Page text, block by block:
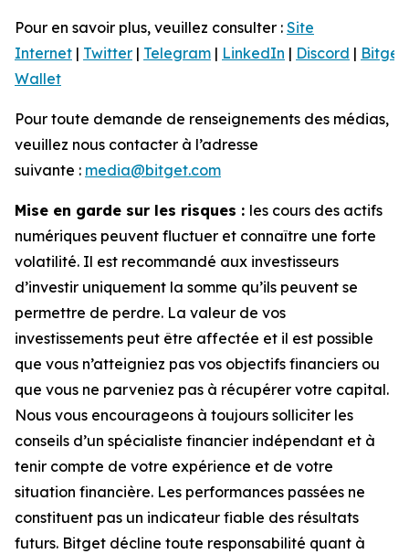
Pour en savoir plus, veuillez consulter : Site
Internet | Twitter | Telegram | LinkedIn | Discord | Bitget
Wallet
Pour toute demande de renseignements des médias,
veuillez nous contacter à l’adresse
suivante : media@bitget.com
Mise en garde sur les risques : les cours des actifs
numériques peuvent fluctuer et connaître une forte
volatilité. Il est recommandé aux investisseurs
d’investir uniquement la somme qu’ils peuvent se
permettre de perdre. La valeur de vos
investissements peut être affectée et il est possible
que vous n’atteigniez pas vos objectifs financiers ou
que vous ne parveniez pas à récupérer votre capital.
Nous vous encourageons à toujours solliciter les
conseils d’un spécialiste financier indépendant et à
tenir compte de votre expérience et de votre
situation financière. Les performances passées ne
constituent pas un indicateur fiable des résultats
futurs. Bitget décline toute responsabilité quant à